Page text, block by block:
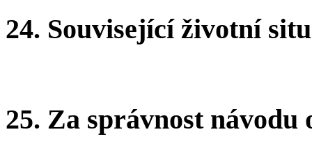
24. Související životní
25. Za správnost návodu